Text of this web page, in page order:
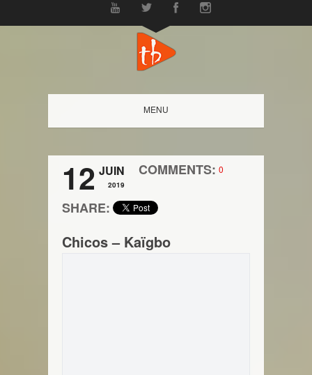
MENU
12 JUIN
2019
COMMENTS: 0
SHARE:
Chicos – Kaïgbo